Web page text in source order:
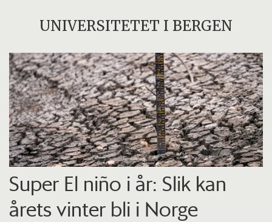
UNIVERSITETET I BERGEN
Super El niño i år: Slik kan
årets vinter bli i Norge